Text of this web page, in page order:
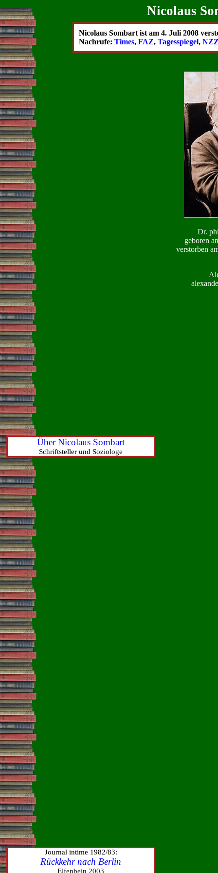
Dr.
geboren
verstorben
Nicolaus
Nicolaus Sombart ist am 4. Juli 2008
Nachrufe:Times,FAZ,Tagesspiegel,
Über Nicolaus Sombart
Schriftsteller und Soziologe
Journal intime 1982/83:
Rückkehr nach Berlin
Elfenbein 2003